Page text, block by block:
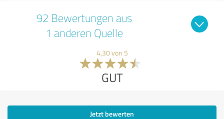
92 Bewertungen aus
1 anderen Quelle
4,30 von 5
GUT
Jetzt bewerten